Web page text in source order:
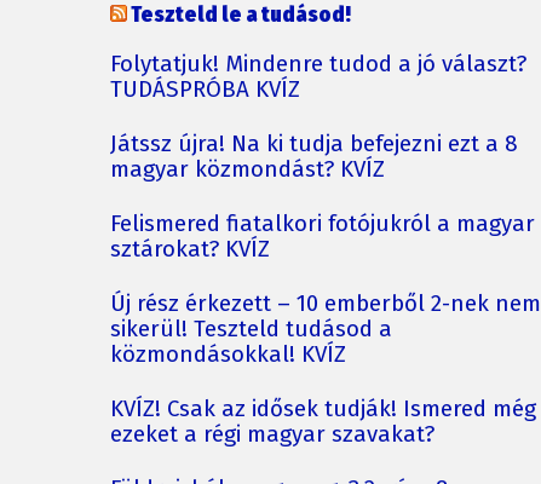
Teszteld le a tudásod!
Folytatjuk! Mindenre tudod a jó választ?
TUDÁSPRÓBA KVÍZ
Játssz újra! Na ki tudja befejezni ezt a 8
magyar közmondást? KVÍZ
Felismered fiatalkori fotójukról a magyar
sztárokat? KVÍZ
Új rész érkezett – 10 emberből 2-nek nem
sikerül! Teszteld tudásod a
közmondásokkal! KVÍZ
KVÍZ! Csak az idősek tudják! Ismered még
ezeket a régi magyar szavakat?